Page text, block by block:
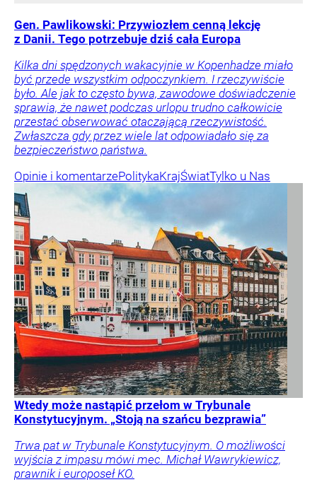
Gen. Pawlikowski: Przywiozłem cenną lekcję
z Danii. Tego potrzebuje dziś cała Europa
Kilka dni spędzonych wakacyjnie w Kopenhadze miało
być przede wszystkim odpoczynkiem. I rzeczywiście
było. Ale jak to często bywa, zawodowe doświadczenie
sprawia, że nawet podczas urlopu trudno całkowicie
przestać obserwować otaczającą rzeczywistość.
Zwłaszcza gdy przez wiele lat odpowiadało się za
bezpieczeństwo państwa.
Opinie i komentarzePolitykaKrajŚwiatTylko u Nas
Wtedy może nastąpić przełom w Trybunale
Konstytucyjnym. „Stoją na szańcu bezprawia”
Trwa pat w Trybunale Konstytucyjnym. O możliwości
wyjścia z impasu mówi mec. Michał Wawrykiewicz,
prawnik i europoseł KO.